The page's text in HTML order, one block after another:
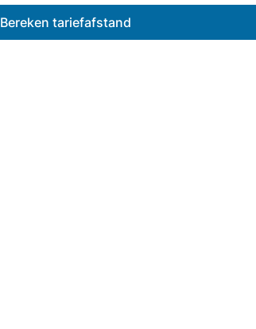
Bereken tariefafstand